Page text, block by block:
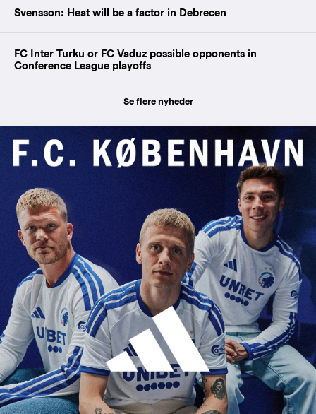
Svensson: Heat will be a factor in Debrecen
FC Inter Turku or FC Vaduz possible opponents in
Conference League playoffs
Se flere nyheder